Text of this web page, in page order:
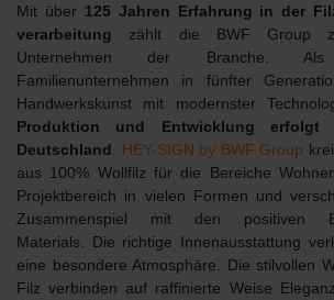
Mit über 125 Jahren Erfahrung in der
verarbeitung zählt die BWF Group
Unternehmen der Branche. Als
Familienunternehmen in fünfter
Handwerkskunst mit modernster
Produktion und Entwicklung erfolgt
Deutschland
HEY-SIGN by BWF Group
aus 100% Wollfilz für die Bereiche
Projektbereich in vielen Formen und
Zusammenspiel mit den positiven
Materials. Die richtige Innenausstattung
eine besondere Atmosphäre. Die stilvollen
Filz verbinden auf raffinierte Weise